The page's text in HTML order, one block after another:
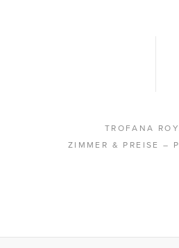
TROFANA
ZIMMER & PREISE –